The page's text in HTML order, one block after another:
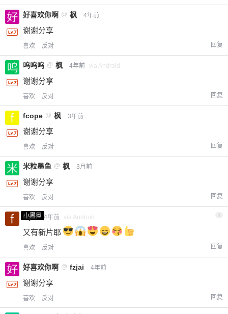
好喜欢你啊 @ 枫 4年前
谢谢分享
喜欢 反对 回复
呜呜呜 @ 枫 4年前 via Android
谢谢分享
喜欢 反对 回复
fcope @ 枫 3年前
谢谢分享
喜欢 反对 回复
米粒墨鱼 @ 枫 3月前
谢谢分享
喜欢 反对 回复
小黑屋
fzjai 4年前 via Android 3
又有新片耶
喜欢 反对 回复
好喜欢你啊 @ fzjai 4年前
谢谢分享
喜欢 反对 回复